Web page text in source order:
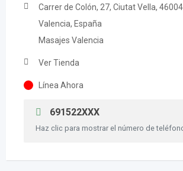
Carrer de Colón, 27, Ciutat Vella,
Valencia, España
Masajes Valencia
Ver Tienda
Línea Ahora
691522XXX
Haz clic para mostrar el número de